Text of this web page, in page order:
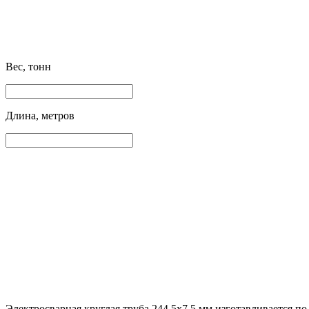
Вес, тонн
Длина, метров